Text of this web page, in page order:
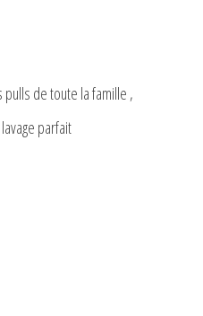
de toute la famille ,
parfait